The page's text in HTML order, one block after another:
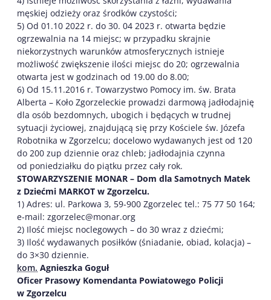
męskiej odzieży oraz środków czystości;
5) Od 01.10 2022 r. do 30. 04 2023 r. otwarta będzie
ogrzewalnia na 14 miejsc; w przypadku skrajnie
niekorzystnych warunków atmosferycznych istnieje
możliwość zwiększenie ilości miejsc do 20; ogrzewalnia
otwarta jest w godzinach od 19.00 do 8.00;
6) Od 15.11.2016 r. Towarzystwo Pomocy im. św. Brata
Alberta – Koło Zgorzeleckie prowadzi darmową jadłodajnię
dla osób bezdomnych, ubogich i będących w trudnej
sytuacji życiowej, znajdującą się przy Kościele św. Józefa
Robotnika w Zgorzelcu; docelowo wydawanych jest od 120
do 200 zup dziennie oraz chleb; jadłodajnia czynna
od poniedziałku do piątku przez cały rok.
STOWARZYSZENIE MONAR – Dom dla Samotnych Matek
z Dziećmi MARKOT w Zgorzelcu.
1) Adres: ul. Parkowa 3, 59-900 Zgorzelec tel.: 75 77 50 164;
e-mail: zgorzelec@monar.org
2) Ilość miejsc noclegowych – do 30 wraz z dziećmi;
3) Ilość wydawanych posiłków (śniadanie, obiad, kolacja) –
do 3×30 dziennie.
kom. Agnieszka Goguł
Oficer Prasowy Komendanta Powiatowego Policji
w Zgorzelcu